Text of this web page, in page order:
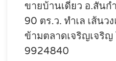
ขายบ้านเดี่ยว อ.สันก
90 ตร.ว. ทำเล เส้นว
ข้ามตลาดเจริญเจริญ
9924840